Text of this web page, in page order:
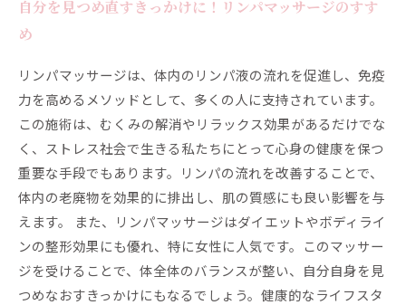
自分を見つめ直すきっかけに！リンパマッサージのすす
め
リンパマッサージは、体内のリンパ液の流れを促進し、免疫
力を高めるメソッドとして、多くの人に支持されています。
この施術は、むくみの解消やリラックス効果があるだけでな
く、ストレス社会で生きる私たちにとって心身の健康を保つ
重要な手段でもあります。リンパの流れを改善することで、
体内の老廃物を効果的に排出し、肌の質感にも良い影響を与
えます。 また、リンパマッサージはダイエットやボディライ
ンの整形効果にも優れ、特に女性に人気です。このマッサー
ジを受けることで、体全体のバランスが整い、自分自身を見
つめなおすきっかけにもなるでしょう。健康的なライフスタ